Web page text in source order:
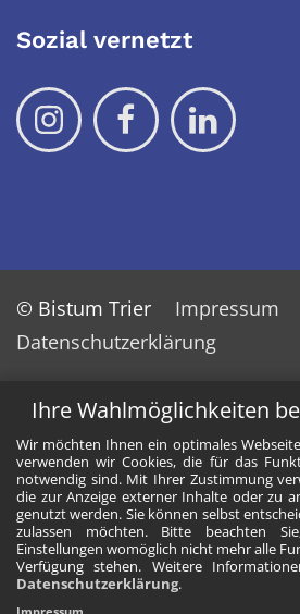
Ihre Wahlmöglichkeiten
Wir möchten Ihnen ein optimales
verwenden wir Cookies, die für das
notwendig sind. Mit Ihrer Zustimmung
die zur Anzeige externer Inhalte oder zu
genutzt werden. Sie können selbst
zulassen möchten. Bitte beachten
Einstellungen womöglich nicht mehr alle
Verfügung stehen. Weitere
Datenschutzerklärung.
Sozial vernetzt
© Bistum Trier
Impressum
Datenschutzerklärung